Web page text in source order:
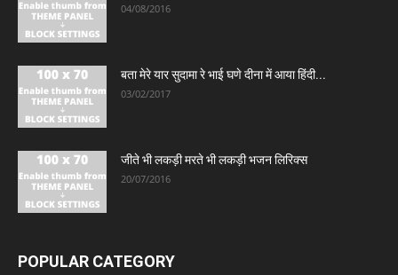
04/08/2016
बता मेरे यार सुदामा रे भाई घणे दीना में आया हिंदी...
03/02/2017
जीते भी लकड़ी मरते भी लकड़ी भजन लिरिक्स
20/07/2016
POPULAR CATEGORY